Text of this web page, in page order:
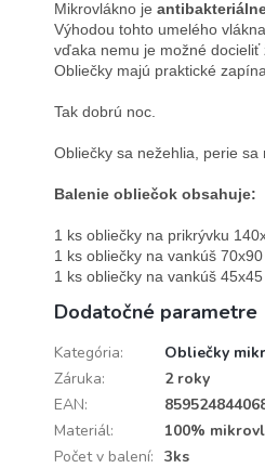
Mikrovlákno je
Výhodou tohto umelého
vďaka nemu je možné docieliť
Obliečky majú praktické
Tak dobrú noc.
Obliečky sa nežehlia, perie sa
Balenie obliečok obsahuje:
1 ks obliečky na prikrývku
1 ks obliečky na vankúš
1 ks obliečky na vankúš
Dodatočné parametre
Kategória:
Obliečky
Záruka:
2 roky
EAN:
Materiál:
100%
Počet v balení: 3ks